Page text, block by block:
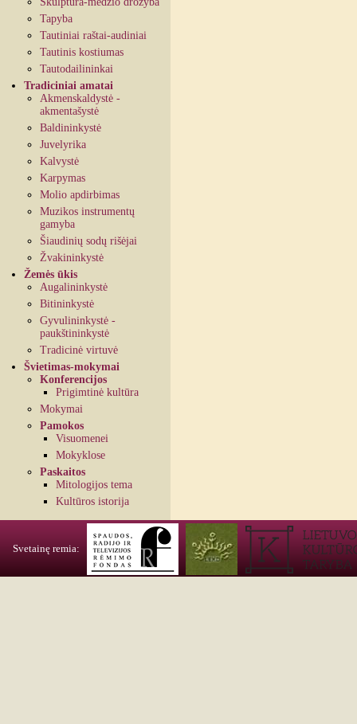
Tapyba
Tautiniai raštai-audiniai
Tautinis kostiumas
Tautodailininkai
Tradiciniai amatai
Akmenskaldystė -
akmentašystė
Baldininkystė
Juvelyrika
Kalvystė
Karpymas
Molio apdirbimas
Muzikos instrumentų
gamyba
Šiaudinių sodų rišėjai
Žvakininkystė
Žemės ūkis
Augalininkystė
Bitininkystė
Gyvulininkystė -
paukštininkystė
Tradicinė virtuvė
Švietimas-mokymai
Konferencijos
Prigimtinė kultūra
Mokymai
Pamokos
Visuomenei
Mokyklose
Paskaitos
Mitologijos tema
Kultūros istorija
Svetainę remia: